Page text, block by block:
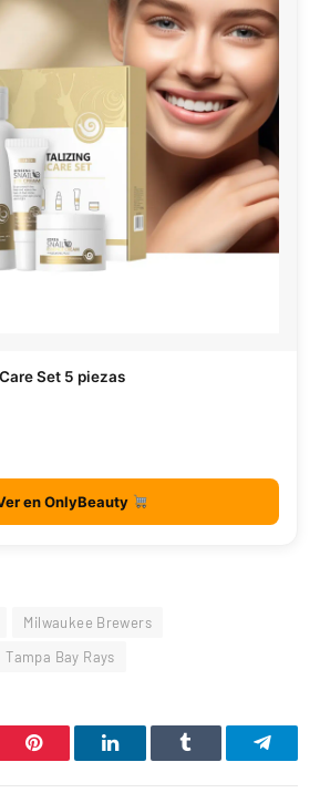
Set 5 piezas
en OnlyBeauty
Milwaukee Brewers
Tampa Bay Rays
Pinterest LinkedInTumblr